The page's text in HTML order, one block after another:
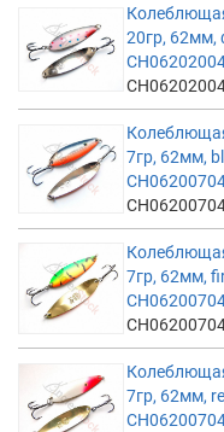
20гр, 62мм,
7гр, 62мм,
7гр, 62мм,
7гр, 62мм,